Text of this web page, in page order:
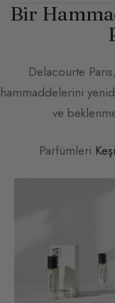
Bir
Delacourte Paris
hammaddelerini
ve
Parfümleri